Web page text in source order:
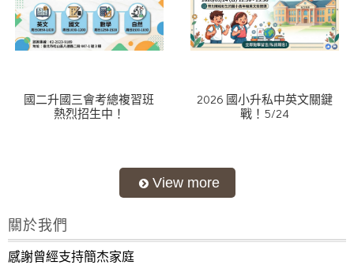
國二升國三會考總複習班
熱烈招生中！
2026 國小升私中英文關鍵
戰！5/24
關於我們
感謝曾經支持簡杰家庭